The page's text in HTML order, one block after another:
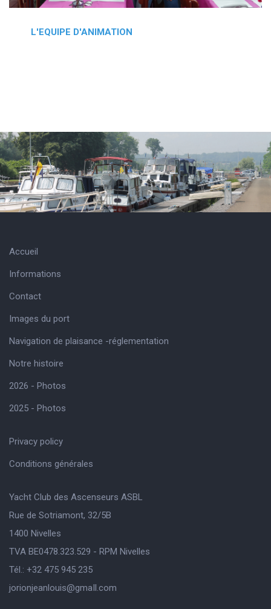
L'EQUIPE D'ANIMATION
Accueil
Informations
Contact
Images du port
Navigation de plaisance -réglementation
Notre histoire
2026 - Photos
2025 - Photos
Privacy policy
Conditions générales
Yacht Club des Ascenseurs ASBL
Rue de Sotriamont, 32/5B
1400 Nivelles
TVA BE0478.323.529 - RPM Nivelles
Tél.: +32 475 945 235
jorionjeanlouis@gmaIl.com